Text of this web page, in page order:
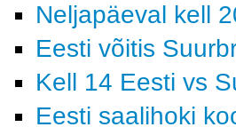
Neljapäeval kell
Eesti võitis
Kell 14 Eesti vs
Eesti saalihoki